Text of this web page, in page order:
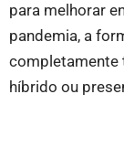
para melhorar
pandemia, a
completamente
híbrido ou